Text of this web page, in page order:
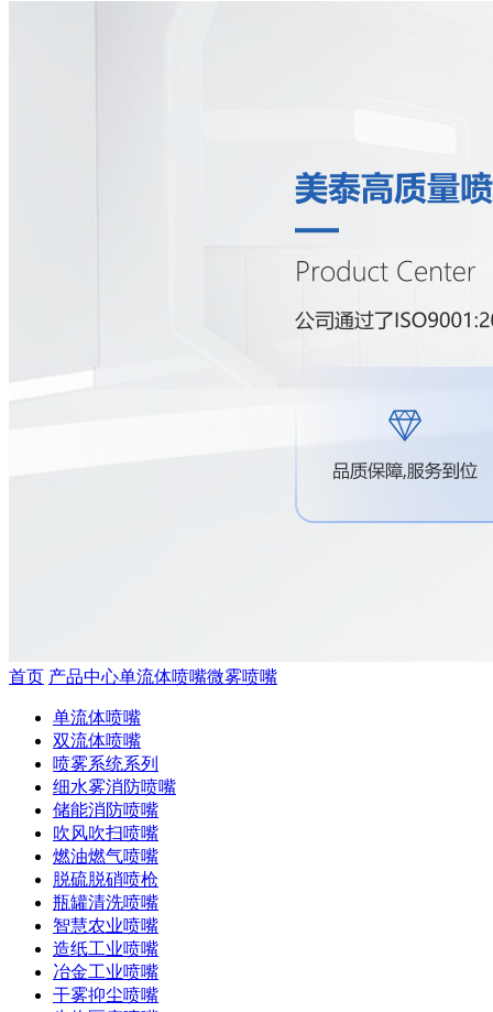
首页 产品中心单流体喷嘴微雾喷嘴
单流体喷嘴
双流体喷嘴
喷雾系统系列
细水雾消防喷嘴
储能消防喷嘴
吹风吹扫喷嘴
燃油燃气喷嘴
脱硫脱硝喷枪
瓶罐清洗喷嘴
智慧农业喷嘴
造纸工业喷嘴
冶金工业喷嘴
干雾抑尘喷嘴